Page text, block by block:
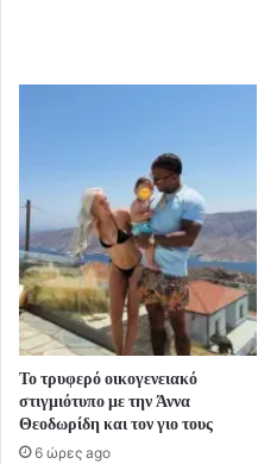
Το τρυφερό οικογενειακό
στιγμιότυπο με την Άννα
Θεοδωρίδη και τον γιο τους
6 ώρες ago